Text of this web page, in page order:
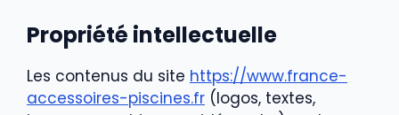
Propriété intellectuelle
Les contenus du site https://www.france-
accessoires-piscines.fr (logos, textes,